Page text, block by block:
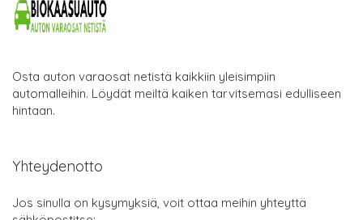
Osta auton varaosat netistä kaikkiin yleisimpiin
automalleihin. Löydät meiltä kaiken tarvitsemasi edulliseen
hintaan.
Yhteydenotto
Jos sinulla on kysymyksiä, voit ottaa meihin yhteyttä